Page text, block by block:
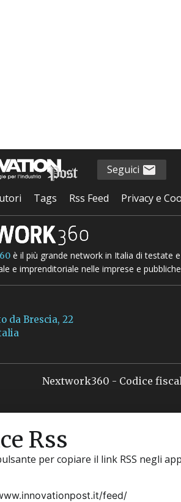
Seguici
Tags Rss Feed Privacy e
è il più grande network in Italia di testate
e imprenditoriale nelle imprese e
da Brescia, 22
Nextwork360 - Codice
Rss
per copiare il link RSS negli